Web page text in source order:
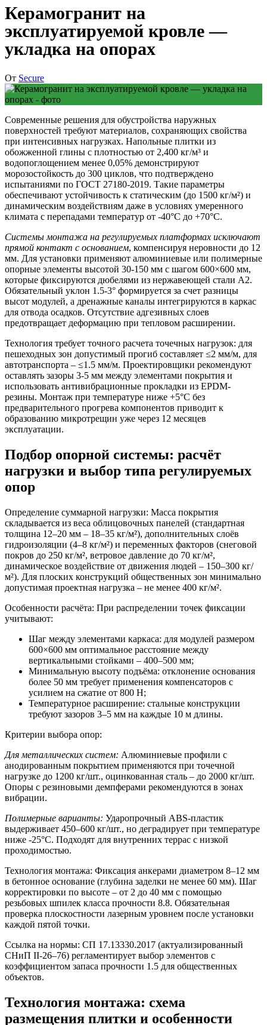
Керамогранит на
эксплуатируемой кровле —
укладка на опорах
От Secure
Современные решения для обустройства наружных
поверхностей требуют материалов, сохраняющих свойства
при интенсивных нагрузках. Напольные плитки из
обожженной глины с плотностью от 2,400 кг/м³ и
водопоглощением менее 0,05% демонстрируют
морозостойкость до 300 циклов, что подтверждено
испытаниями по ГОСТ 27180-2019. Такие параметры
обеспечивают устойчивость к статическим (до 1500 кг/м²) и
динамическим воздействиям даже в условиях умеренного
климата с перепадами температур от -40°C до +70°C.
Системы монтажа на регулируемых платформах исключают
прямой контакт с основанием, компенсируя неровности до 12
мм. Для установки применяют алюминиевые или полимерные
опорные элементы высотой 30-150 мм с шагом 600×600 мм,
которые фиксируются дюбелями из нержавеющей стали А2.
Обязательный уклон 1.5-3° формируется за счет разницы
высот модулей, а дренажные каналы интегрируются в каркас
для отвода осадков. Отсутствие адгезивных слоев
предотвращает деформацию при тепловом расширении.
Технология требует точного расчета точечных нагрузок: для
пешеходных зон допустимый прогиб составляет ≤2 мм/м, для
автотранспорта – ≤1.5 мм/м. Проектировщики рекомендуют
оставлять зазоры 3-5 мм между элементами покрытия и
использовать антивибрационные прокладки из EPDM-
резины. Монтаж при температуре ниже +5°C без
предварительного прогрева компонентов приводит к
образованию микротрещин уже через 12 месяцев
эксплуатации.
Подбор опорной системы: расчёт
нагрузки и выбор типа регулируемых
опор
Определение суммарной нагрузки: Масса покрытия
складывается из веса облицовочных панелей (стандартная
толщина 12–20 мм – 18–35 кг/м²), дополнительных слоёв
гидроизоляции (4–8 кг/м²) и переменных факторов (снеговой
покров до 250 кг/м², ветровое давление до 70 кг/м²,
динамическое воздействие от движения людей – 150–300 кг/
м²). Для плоских конструкций общественных зон минимально
допустимая проектная нагрузка – не менее 400 кг/м².
Особенности расчёта: При распределении точек фиксации
учитывают:
Шаг между элементами каркаса: для модулей размером
600×600 мм оптимальное расстояние между
вертикальными стойками – 400–500 мм;
Минимальную высоту подъёма: отклонение основания
более 50 мм требует применения компенсаторов с
усилием на сжатие от 800 Н;
Температурное расширение: стальные конструкции
требуют зазоров 3–5 мм на каждые 10 м длины.
Критерии выбора опор:
Для металлических систем: Алюминиевые профили с
анодированным покрытием применяются при точечной
нагрузке до 1200 кг/шт., оцинкованная сталь – до 2000 кг/шт.
Опоры с резиновыми демпферами рекомендуются в зонах
вибрации.
Полимерные варианты: Ударопрочный ABS-пластик
выдерживает 450–600 кг/шт., но деградирует при температуре
ниже -25°C. Подходят для внутренних террас с низкой
проходимостью.
Технология монтажа: Фиксация анкерами диаметром 8–12 мм
в бетонное основание (глубина заделки не менее 60 мм). Шаг
корректировки по высоте – от 2 до 40 мм с помощью
резьбовых шпилек класса прочности 8.8. Обязательная
проверка плоскостности лазерным уровнем после установки
каждой пятой точки.
Ссылка на нормы: СП 17.13330.2017 (актуализированный
СНиП II-26–76) регламентирует выбор элементов с
коэффициентом запаса прочности 1.5 для общественных
объектов.
Технология монтажа: схема
размещения плитки и особенности